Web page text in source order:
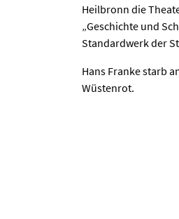
Heilbronn die
„Geschichte und
Standardwerk der
Hans Franke starb
Wüstenrot.